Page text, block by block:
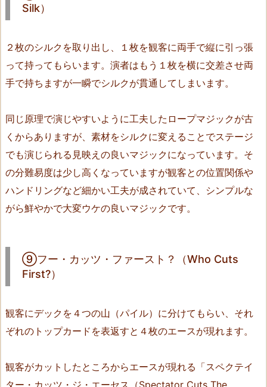
S
0.
フ
ー・
カ
ッ
ァ
ト？
（W
o
u
s
F
Silk）
２枚のシルクを取り出し、１枚を観客に両手で縦に引っ張
って持ってもらいます。演者はもう１枚を横に交差させ両
手で持ちますが一瞬でシルクが貫通してしまいます。
同じ原理で演じやすいように工夫したロープマジックが古
くからありますが、素材をシルクに変えることでステージ
でも演じられる見映えの良いマジックになっています。そ
の分難易度は少し高くなっていますが観客との位置関係や
ハンドリングなど細かい工夫が成されていて、シンプルな
がら鮮やかで大変ウケの良いマジックです。
⑨フー・カッツ・ファースト？（Who Cuts
First?）
観客にデックを４つの山（パイル）に分けてもらい、それ
ぞれのトップカードを表返すと４枚のエースが現れます。
観客がカットしたところからエースが現れる「スペクテイ
ター・カッツ・ジ・エーセス（Spectator Cuts The